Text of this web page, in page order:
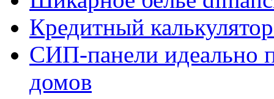
Кредитный
СИП-панели идеально
домов